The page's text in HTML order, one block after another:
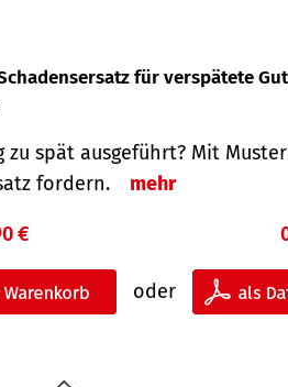
für verspätete
zu spät ausgeführt? Mit
fordern.
mehr
€
oder